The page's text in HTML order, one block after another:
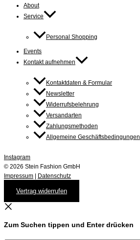
About
Service
Personal Shopping
Events
Kontakt aufnehmen
Kontaktdaten & Formular
Newsletter
Widerrufsbelehrung
Versandarten
Zahlungsmethoden
Allgemeine Geschäftsbedingungen
Instagram
© 2026 Stein Fashion GmbH
Impressum
Datenschutz
Vertrag widerrufen
Zum Suchen tippen und Enter drücken